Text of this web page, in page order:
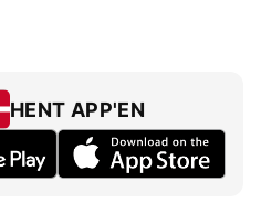
HENT APP'EN